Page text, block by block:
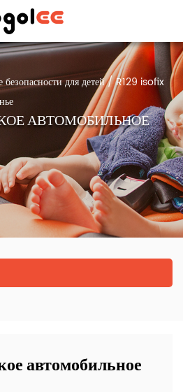
безопасности для детей/R129 isofix
АВТОМОБИЛЬНОЕ
автомобильное